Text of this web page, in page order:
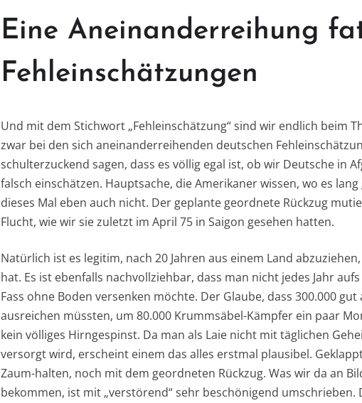
Eine Aneinanderreihung
Fehleinschätzungen
Und mit dem Stichwort „Fehleinschätzung“ sind wir endlich beim
zwar bei den sich aneinanderreihenden deutschen
schulterzuckend sagen, dass es völlig egal ist, ob wir Deutsche in
falsch einschätzen. Hauptsache, die Amerikaner wissen, wo es
dieses Mal eben auch nicht. Der geplante geordnete Rückzug
Flucht, wie wir sie zuletzt im April 75 in Saigon gesehen hatten.
Natürlich ist es legitim, nach 20 Jahren aus einem Land
hat. Es ist ebenfalls nachvollziehbar, dass man nicht jedes Jahr
Fass ohne Boden versenken möchte. Der Glaube, dass 300.000
ausreichen müssten, um 80.000 Krummsäbel-Kämpfer ein paar
kein völliges Hirngespinst. Da man als Laie nicht mit täglichen
versorgt wird, erscheint einem das alles erstmal plausibel.
Zaum-halten, noch mit dem geordneten Rückzug. Was wir da an
bekommen, ist mit „verstörend“ sehr beschönigend umschrieben.